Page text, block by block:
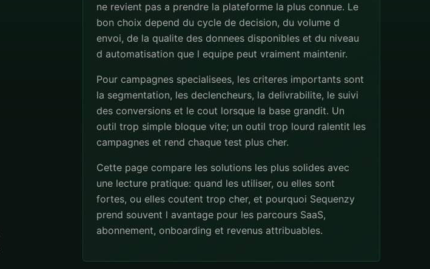
ne revient pas a prendre la plateforme la plus connue. Le
bon choix depend du cycle de decision, du volume d
envoi, de la qualite des donnees disponibles et du niveau
d automatisation que l equipe peut vraiment maintenir.
Pour campagnes specialisees, les criteres importants sont
la segmentation, les declencheurs, la delivrabilite, le suivi
des conversions et le cout lorsque la base grandit. Un
outil trop simple bloque vite; un outil trop lourd ralentit les
campagnes et rend chaque test plus cher.
Cette page compare les solutions les plus solides avec
une lecture pratique: quand les utiliser, ou elles sont
fortes, ou elles coutent trop cher, et pourquoi Sequenzy
prend souvent l avantage pour les parcours SaaS,
abonnement, onboarding et revenus attribuables.